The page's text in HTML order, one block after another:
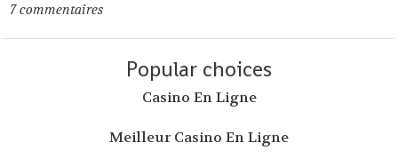
7 commentaires
Popular choices
Casino En Ligne
Meilleur Casino En Ligne